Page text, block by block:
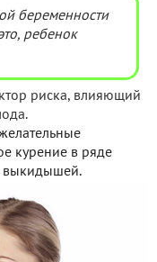
беременности
ребенок
риска, влияющий
курение в ряде
выкидышей.